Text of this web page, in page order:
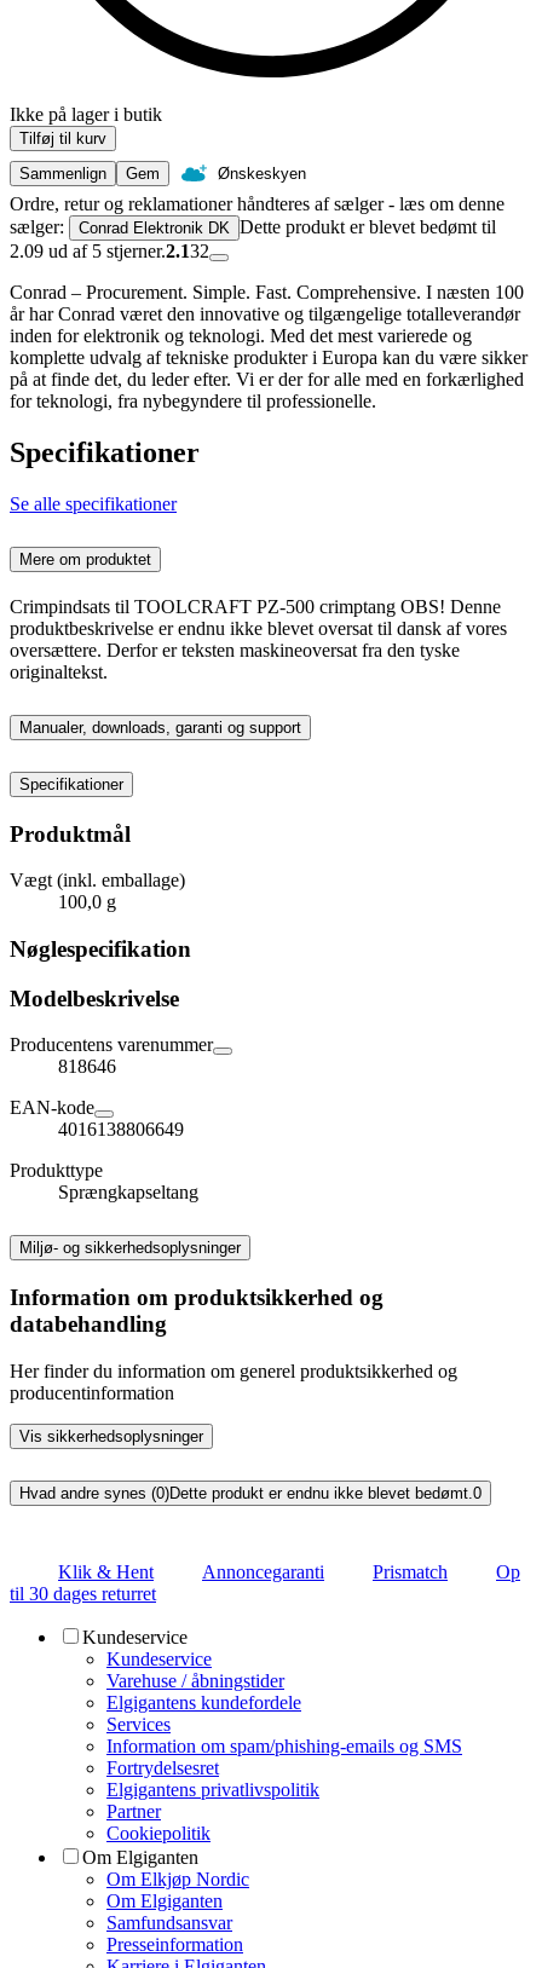
Ikke på lager i butik
Tilføj til kurv
Sammenlign
Gem Ønskeskyen
Ordre, retur og reklamationer håndteres af sælger - læs om denne
sælger:
Conrad Elektronik DK Dette produkt er blevet bedømt til
2.09 ud af 5 stjerner.2.132
Conrad – Procurement. Simple. Fast. Comprehensive. I næsten 100
år har Conrad været den innovative og tilgængelige totalleverandør
inden for elektronik og teknologi. Med det mest varierede og
komplette udvalg af tekniske produkter i Europa kan du være sikker
på at finde det, du leder efter. Vi er der for alle med en forkærlighed
for teknologi, fra nybegyndere til professionelle.
Specifikationer
Se alle specifikationer
Mere om produktet
Crimpindsats til TOOLCRAFT PZ-500 crimptang OBS! Denne
produktbeskrivelse er endnu ikke blevet oversat til dansk af vores
oversættere. Derfor er teksten maskineoversat fra den tyske
originaltekst.
Manualer, downloads, garanti og support
Specifikationer
Produktmål
Vægt (inkl. emballage)
100,0 g
Nøglespecifikation
Modelbeskrivelse
Producentens varenummer
818646
EAN-kode
4016138806649
Produkttype
Sprængkapseltang
Miljø- og sikkerhedsoplysninger
Information om produktsikkerhed og
databehandling
Her finder du information om generel produktsikkerhed og
producentinformation
Vis sikkerhedsoplysninger
Hvad andre synes (0)Dette produkt er endnu ikke blevet bedømt. 0
Klik & Hent Annoncegaranti Prismatch
Op
til 30 dages returret
Kundeservice
Kundeservice
Varehuse / åbningstider
Elgigantens kundefordele
Services
Information om spam/phishing-emails og SMS
Fortrydelsesret
Elgigantens privatlivspolitik
Partner
Cookiepolitik
Om Elgiganten
Om Elkjøp Nordic
Om Elgiganten
Samfundsansvar
Presseinformation